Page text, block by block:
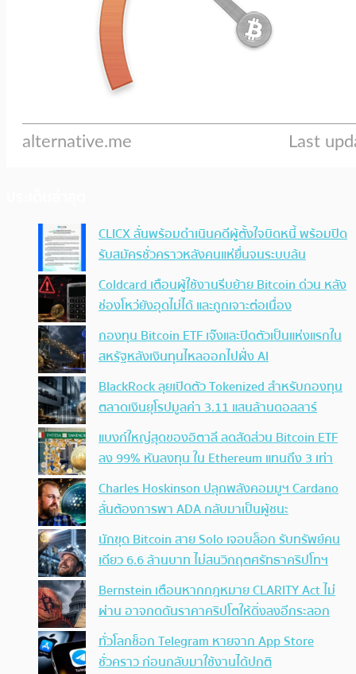
CLICX ลั่นพร้อมดำเนินคดีผู้ตั้งใจบิดหนี้ พร้อมปิด
รับสมัครชั่วคราวหลังคนแห่ยื่นจนระบบล้น
Coldcard เตือนผู้ใช้งานรีบย้าย Bitcoin ด่วน หลัง
ช่องโหว่ยังอุดไม่ได้ และถูกเจาะต่อเนื่อง
กองทุน Bitcoin ETF เจ๊งและปิดตัวเป็นแห่งแรกใน
สหรัฐหลังเงินทุนไหลออกไปฝั่ง AI
BlackRock ลุยเปิดตัว Tokenized สำหรับกองทุน
ตลาดเงินยุโรปมูลค่า 3.11 แสนล้านดอลลาร์
แบงก์ใหญ่สุดของอิตาลี ลดสัดส่วน Bitcoin ETF
ลง 99% หันลงทุน ใน Ethereum แทนถึง 3 เท่า
Charles Hoskinson ปลุกพลังคอมมูฯ Cardano
ลั่นต้องการพา ADA กลับมาเป็นผู้ชนะ
นักขุด Bitcoin สาย Solo เจอบล็อก รับทรัพย์คน
เดียว 6.6 ล้านบาท ไม่สนวิกฤตศรัทธาคริปโทฯ
Bernstein เตือนหากกฎหมาย CLARITY Act ไม่
ผ่าน อาจกดดันราคาคริปโตให้ดิ่งลงอีกระลอก
ทั่วโลกช็อก Telegram หายจาก App Store
ชั่วคราว ก่อนกลับมาใช้งานได้ปกติ